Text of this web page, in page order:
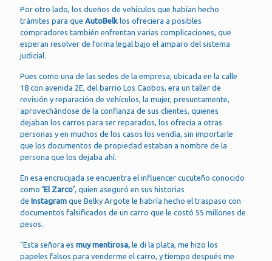
Por otro lado, los dueños de vehículos que habían hecho
trámites para que AutoBelk los ofreciera a posibles
compradores también enfrentan varias complicaciones, que
esperan resolver de forma legal bajo el amparo del sistema
judicial.
Pues como una de las sedes de la empresa, ubicada en la calle
18 con avenida 2E, del barrio Los Caobos, era un taller de
revisión y reparación de vehículos, la mujer, presuntamente,
aprovechándose de la confianza de sus clientes, quienes
dejaban los carros para ser reparados, los ofrecía a otras
personas y en muchos de los casos los vendía, sin importarle
que los documentos de propiedad estaban a nombre de la
persona que los dejaba ahí.
En esa encrucijada se encuentra el influencer cucuteño conocido
como ‘El Zarco’, quien aseguró en sus historias
de Instagram que Belky Argote le habría hecho el traspaso con
documentos falsificados de un carro que le costó 55 millones de
pesos.
“Esta señora es muy mentirosa, le di la plata, me hizo los
papeles falsos para venderme el carro, y tiempo después me